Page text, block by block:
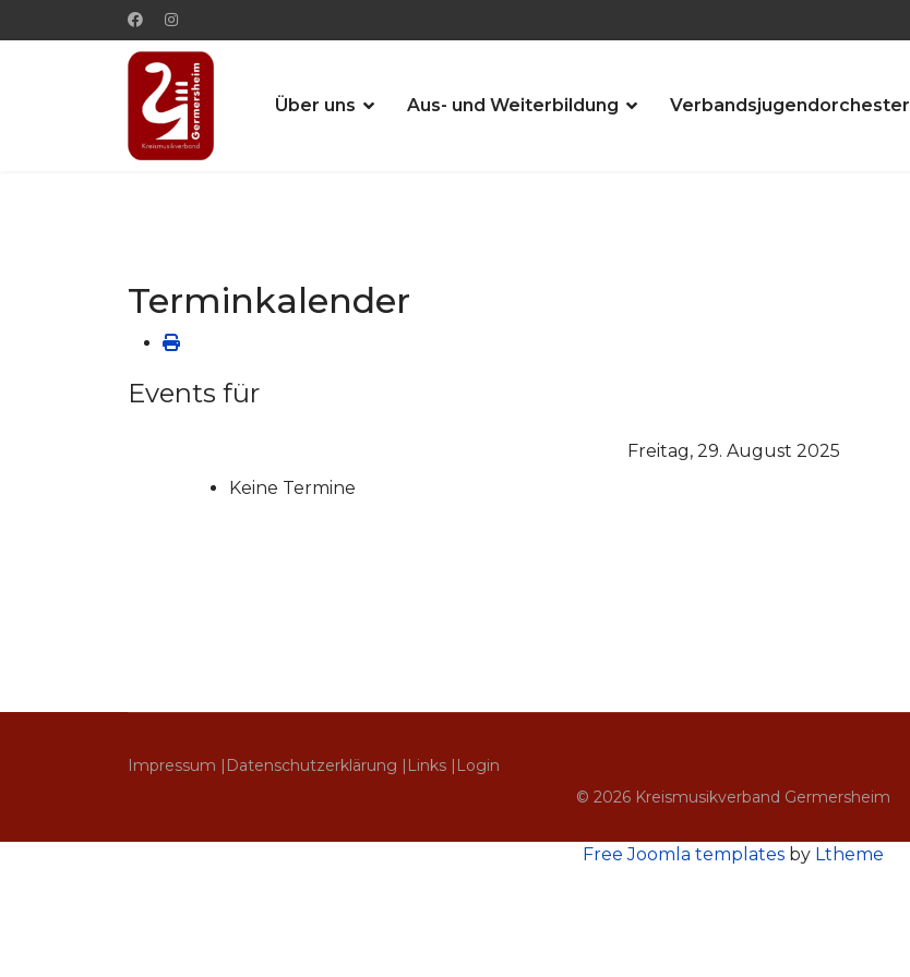
Über uns Aus- und Weiterbildung Verbandsjugendorchester
Terminkalender
Events für
Freitag, 29. August 2025
Keine Termine
Impressum | Datenschutzerklärung | Links | Login
© 2026 Kreismusikverband Germersheim
Free Joomla templates by Ltheme